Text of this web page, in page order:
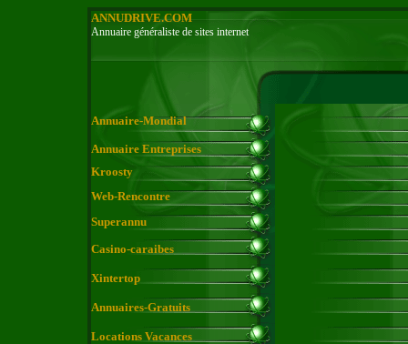
ANNUDRIVE.COM
Annuaire généraliste de sites internet
Annuaire-Mondial
Annuaire Entreprises
Kroosty
Web-Rencontre
Superannu
Casino-caraibes
Xintertop
Annuaires-Gratuits
Locations Vacances